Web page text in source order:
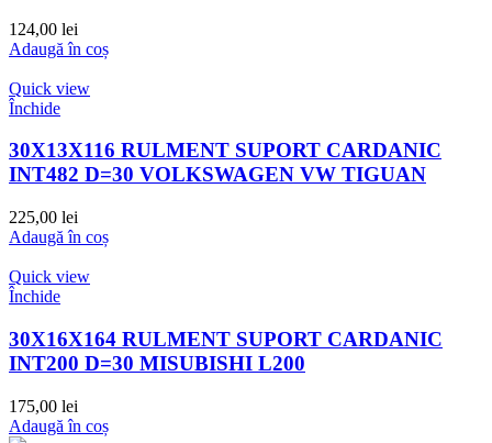
124,00 lei
Adaugă în coș
Quick view
Închide
30X13X116 RULMENT SUPORT CARDANIC
INT482 D=30 VOLKSWAGEN VW TIGUAN
225,00 lei
Adaugă în coș
Quick view
Închide
30X16X164 RULMENT SUPORT CARDANIC
INT200 D=30 MISUBISHI L200
175,00 lei
Adaugă în coș